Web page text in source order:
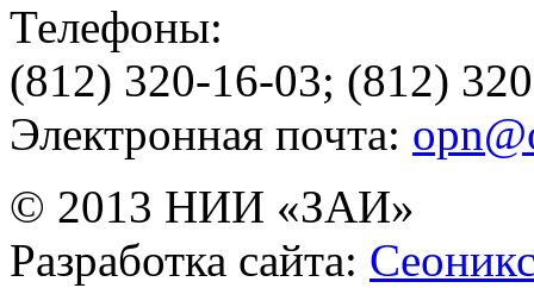
Телефоны:
(812) 320-16-03; (812)
Электронная почта:
© 2013 НИИ «ЗАИ»
Разработка сайта: